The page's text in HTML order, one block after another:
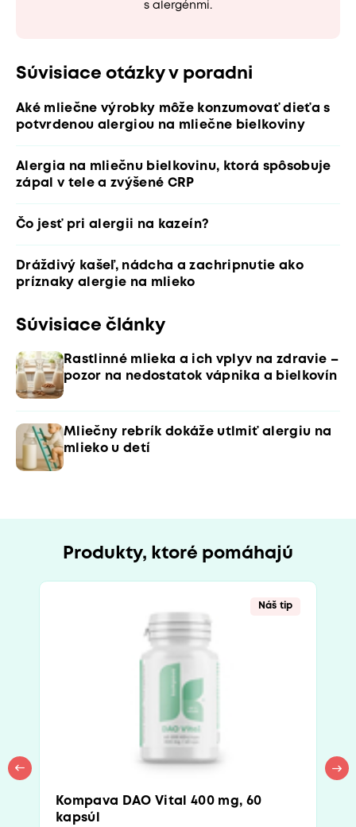
s alergénmi.
Súvisiace otázky v poradni
Aké mliečne výrobky môže konzumovať dieťa s
potvrdenou alergiou na mliečne bielkoviny
Alergia na mliečnu bielkovinu, ktorá spôsobuje
zápal v tele a zvýšené CRP
Čo jesť pri alergii na kazeín?
Dráždivý kašeľ, nádcha a zachripnutie ako
príznaky alergie na mlieko
Súvisiace články
Rastlinné mlieka a ich vplyv na zdravie –
pozor na nedostatok vápnika a bielkovín
Mliečny rebrík dokáže utlmiť alergiu na
mlieko u detí
Produkty, ktoré pomáhajú
Náš tip
Kompava DAO Vital 400 mg, 60
kapsúl